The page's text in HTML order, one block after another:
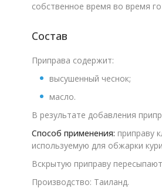
собственное время во время
Состав
Приправа содержит:
высушенный чеснок;
масло.
В результате добавления
Способ применения: приправу
используемую для обжарки
Вскрытую приправу
Производство: Таиланд.